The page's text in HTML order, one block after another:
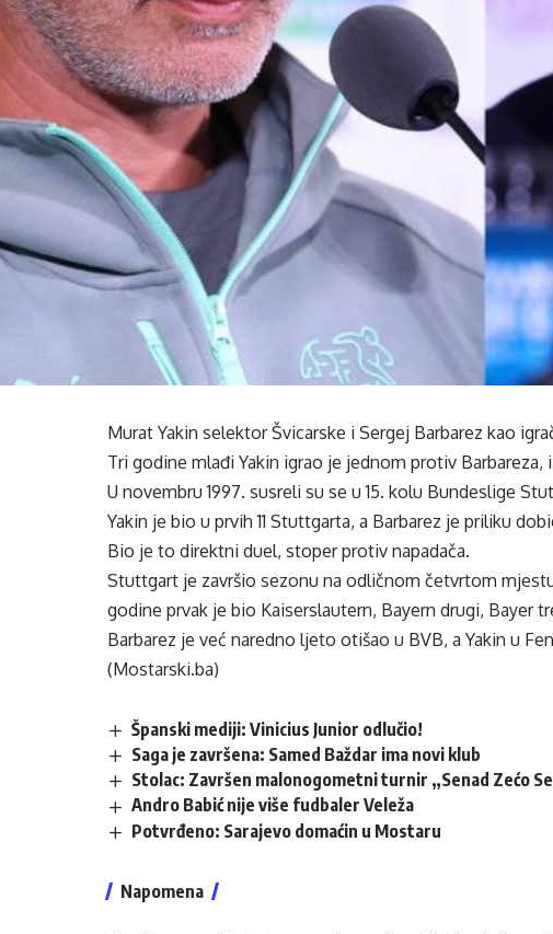
Murat Yakin selektor Švicarske i Sergej Barbarez kao
Tri godine mlađi Yakin igrao je jednom protiv Barbareza,
U novembru 1997. susreli su se u 15. kolu Bundeslige
Yakin je bio u prvih 11 Stuttgarta, a Barbarez je priliku
Bio je to direktni duel, stoper protiv napadača.
Stuttgart je završio sezonu na odličnom četvrtom
godine prvak je bio Kaiserslautern, Bayern drugi, Bayer
Barbarez je već naredno ljeto otišao u BVB, a Yakin u
(Mostarski.ba)
Španski mediji: Vinicius Junior odlučio!
Saga je završena: Samed Baždar ima novi klub
Stolac: Završen malonogometni turnir „Senad Zećo
Andro Babić nije više fudbaler Veleža
Potvrđeno: Sarajevo domaćin u Mostaru
Napomena